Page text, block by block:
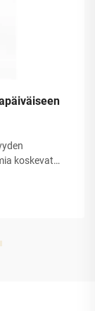
koskevat